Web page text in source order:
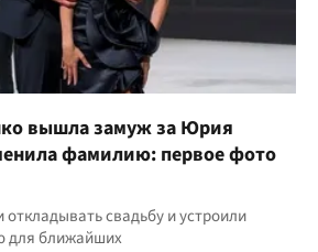
вышла замуж за Юрия
фамилию: первое фото
свадьбу и устроили
для ближайших